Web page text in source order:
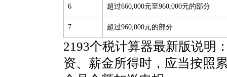
6 超过660,000元至960,000元的部分
7 超过960,000元的部分
2193个税计算器最新版说明
资、薪金所得时，应当按照